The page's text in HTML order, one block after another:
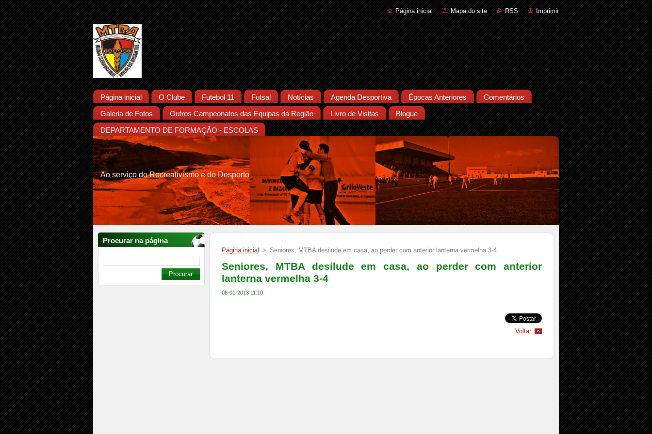
Página inicial Mapa do site RSS Imprimir
Página inicial O Clube Futebol 11 Futsal Notícias Agenda Desportiva Épocas Anteriores Comentários
Galeria de Fotos Outros Campeonatos das Equipas da Região Livro de Visitas Blogue
DEPARTAMENTO DE FORMAÇÃO - ESCOLAS
Ao serviço do Recreativismo e do Desporto
Procurar na página
Página inicial > Seniores, MTBA desilude em casa, ao perder com anterior lanterna vermelha 3-4
Seniores, MTBA desilude em casa, ao perder com anterior
lanterna vermelha 3-4
08-01-2013 11:10
Voltar